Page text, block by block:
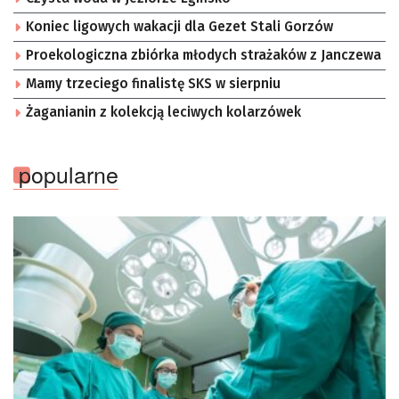
Koniec ligowych wakacji dla Gezet Stali Gorzów
Proekologiczna zbiórka młodych strażaków z Janczewa
Mamy trzeciego finalistę SKS w sierpniu
Żaganianin z kolekcją leciwych kolarzówek
popularne